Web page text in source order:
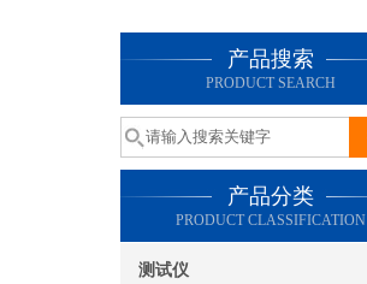
产品搜索
PRODUCT SEARCH
产品分类
PRODUCT CLASSIFICATION
测试仪